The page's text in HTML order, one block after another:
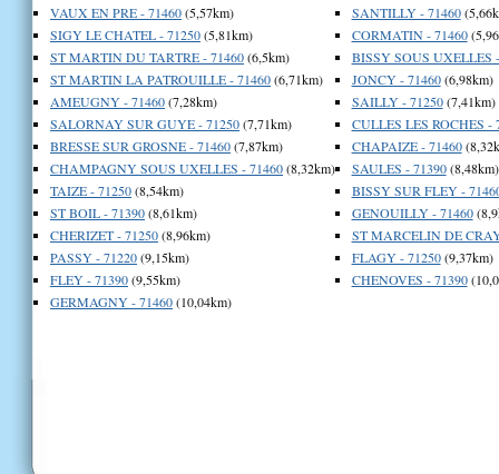
VAUX EN PRE - 71460(5,57km)
SIGY LE CHATEL - 71250(5,81km)
ST MARTIN DU TARTRE - 71460(6,5km)
ST MARTIN LA PATROUILLE - 71460(6,71km)
AMEUGNY - 71460(7,28km)
SALORNAY SUR GUYE - 71250(7,71km)
BRESSE SUR GROSNE - 71460(7,87km)
CHAMPAGNY SOUS UXELLES - 71460(8,32km)
TAIZE - 71250(8,54km)
ST BOIL - 71390(8,61km)
CHERIZET - 71250(8,96km)
PASSY - 71220(9,15km)
FLEY - 71390(9,55km)
GERMAGNY - 71460(10,04km)
SANTILLY - 71460
CORMATIN - 71460
BISSY SOUS UXELLES
JONCY - 71460(6,98km)
SAILLY - 71250(7,41km)
CULLES LES ROCHES -
CHAPAIZE - 71460
SAULES - 71390(8,48km)
BISSY SUR FLEY -
GENOUILLY - 71460
ST MARCELIN DE
FLAGY - 71250(9,37km)
CHENOVES - 71390